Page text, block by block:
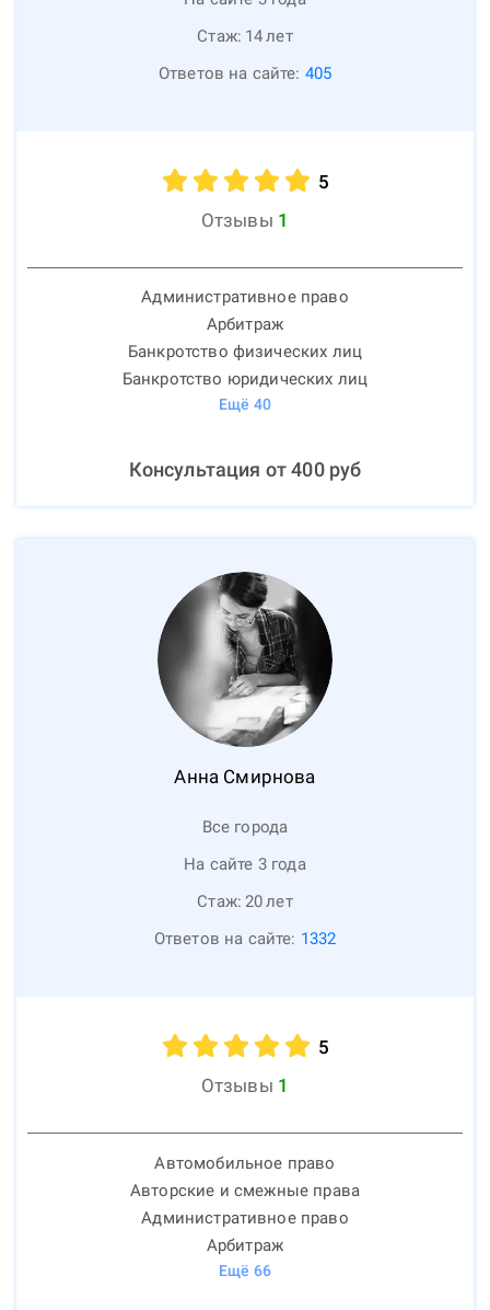
Стаж: 14лет
Ответов на сайте: 405
5
Отзывы 1
Административное право
Арбитраж
Банкротство физических лиц
Банкротство юридических лиц
Ещё 40
Консультация от400руб
Анна Смирнова
Все города
На сайте 3 года
Стаж: 20лет
Ответов на сайте: 1332
5
Отзывы 1
Автомобильное право
Авторские и смежные права
Административное право
Арбитраж
Ещё 66